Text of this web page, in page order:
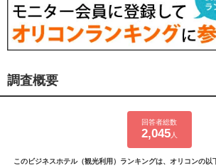
調査概要
回答者総数
2,045人
このビジネスホテル（観光利用）ランキングは、オリコンの以